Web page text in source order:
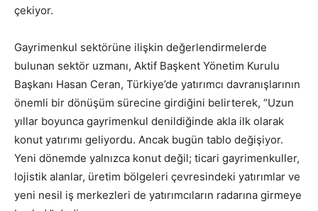
çekiyor.
Gayrimenkul sektörüne ilişkin değerlendirmelerde
bulunan sektör uzmanı, Aktif Başkent Yönetim Kurulu
Başkanı Hasan Ceran, Türkiye’de yatırımcı davranışlarının
önemli bir dönüşüm sürecine girdiğini belirterek, “Uzun
yıllar boyunca gayrimenkul denildiğinde akla ilk olarak
konut yatırımı geliyordu. Ancak bugün tablo değişiyor.
Yeni dönemde yalnızca konut değil; ticari gayrimenkuller,
lojistik alanlar, üretim bölgeleri çevresindeki yatırımlar ve
yeni nesil iş merkezleri de yatırımcıların radarına girmeye